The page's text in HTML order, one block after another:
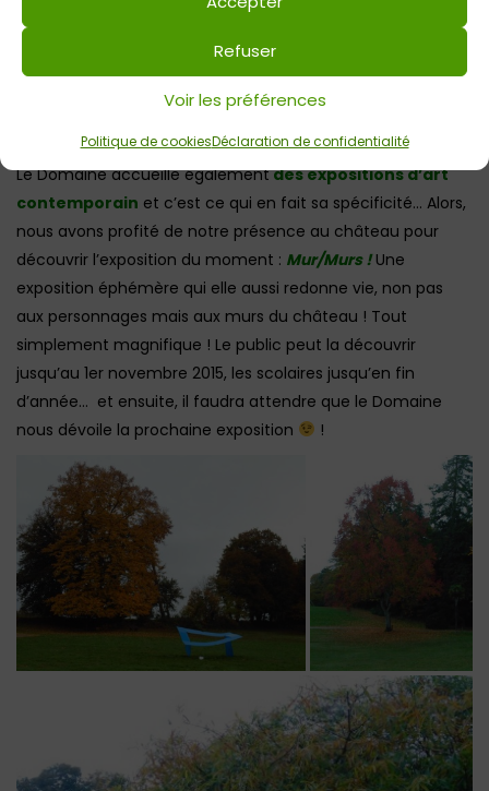
Refuser
Voir les préférences
Politique de cookiesDéclaration de confidentialité
Le Domaine accueille égalementdes expositions d’art
contemporain et c’est ce qui en fait sa spécificité… Alors,
nous avons profité de notre présence au château pour
découvrir l’exposition du moment : Mur/Murs !Une
exposition éphémère qui elle aussi redonne vie, non pas
aux personnages mais aux murs du château ! Tout
simplement magnifique ! Le public peut la découvrir
jusqu’au 1er novembre 2015, les scolaires jusqu’en fin
d’année… et ensuite, il faudra attendre que le Domaine
nous dévoile la prochaine exposition
!